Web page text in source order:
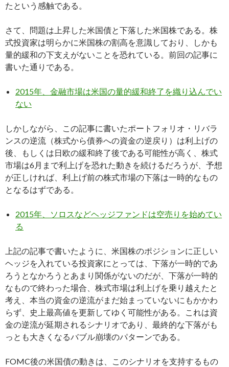
たという感触である。
さて、問題は上昇した米国債と下落した米国株である。株
式投資家は明らかに米国株の割高を意識しており、しかも
量的緩和の下支えがないことを恐れている。前回の記事に
書いた通りである。
2015年、金融市場は米国の量的緩和終了を織り込んでい
ない
しかしながら、この記事に書いたポートフォリオ・リバラ
ンスの逆流（株式から債券への資金の逆戻り）は利上げの
後、もしくは日欧の緩和終了後である可能性が高く、株式
市場は6月まで利上げを恐れた動きを続けるだろうが、予想
が正しければ、利上げ前の株式市場の下落は一時的なもの
となるはずである。
2015年、ソロスなどヘッジファンドは空売りを始めてい
る
上記の記事で書いたように、米国株のポジションに正しい
ヘッジを入れている投資家にとっては、下落が一時的であ
ろうとなかろうとあまり関係がないのだが、下落が一時的
なもので終わった場合、株式市場は利上げを乗り越えたと
考え、本当の資金の逆流がまだ始まっていないにもかかわ
らず、史上最高値を更新してゆく可能性がある。これは資
金の逆流が延期されるシナリオであり、最終的な下落がも
っとも大きくなるバブル崩壊のパターンである。
FOMC後の米国債の動きは、このシナリオを支持するもの